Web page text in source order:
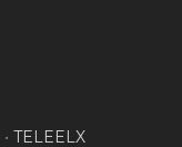
• TELEELX